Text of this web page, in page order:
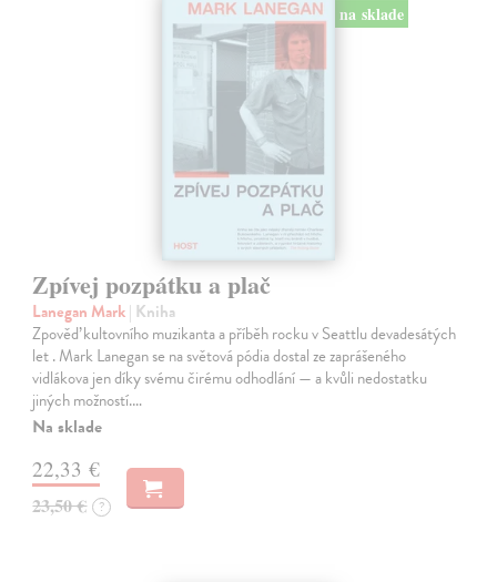
na sklade
Zpívej pozpátku a plač
Lanegan Mark| Kniha
Zpověď kultovního muzikanta a příběh rocku v Seattlu devadesátých
let . Mark Lanegan se na světová pódia dostal ze zaprášeného
vidlákova jen díky svému čirému odhodlání — a kvůli nedostatku
jiných možností.…
Na sklade
22,33 €
23,50 € ?